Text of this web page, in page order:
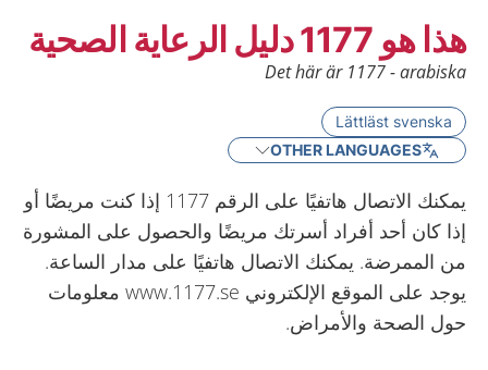
هذا هو 1177 دليل الرعاية الصحية
Det här är 1177 - arabiska
Lättläst svenska
OTHER LANGUAGES
يمكنك الاتصال هاتفيًا على الرقم 1177 إذا كنت مريضًا أو
إذا كان أحد أفراد أسرتك مريضًا والحصول على المشورة
من الممرضة. يمكنك الاتصال هاتفيًا على مدار الساعة.
يوجد على الموقع الإلكتروني www.1177.se معلومات
حول الصحة والأمراض.